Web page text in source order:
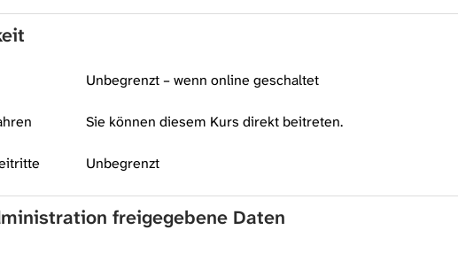
Unbegrenzt – wenn online geschaltet
Sie können diesem Kurs direkt beitreten.
Unbegrenzt
freigegebene Daten